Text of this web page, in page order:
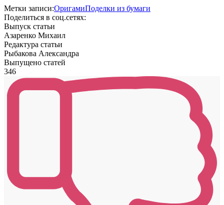
Метки записи:ОригамиПоделки из бумаги
Поделиться в соц.сетях:
Выпуск статьи
Азаренко Михаил
Редактура статьи
Рыбакова Александра
Выпущено статей
346